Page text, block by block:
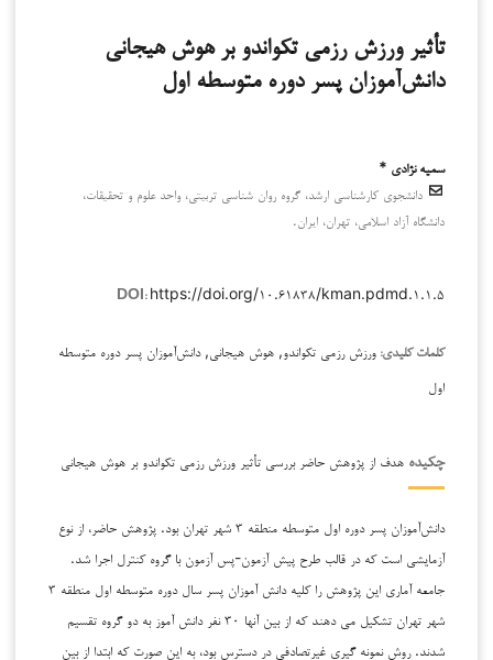
تأثیر ورزش رزمی تکواندو بر هوش هیجانی
دانش‌آموزان پسر دوره متوسطه اول
سمیه نژادی *
دانشجوی کارشناسی ارشد، گروه روان شناسی تربیتی، واحد علوم و تحقیقات،
دانشگاه آزاد اسلامی، تهران، ایران.
DOI: https://doi.org/۱۰.۶۱۸۳۸/kman.pdmd.۱.۱.۵
کلمات کلیدی: ورزش رزمی تکواندو, هوش هیجانی, دانش‌آموزان پسر دوره متوسطه
اول
چکیده هدف از پژوهش حاضر بررسی تأثیر ورزش رزمی تکواندو بر هوش هیجانی
دانش‌آموزان پسر دوره اول متوسطه منطقه ۳ شهر تهران بود. پژوهش حاضر، از نوع
آزمایشی است که در قالب طرح پیش آزمون-پس آزمون با گروه کنترل اجرا شد.
جامعه آماری این پژوهش را کلیه دانش آموزان پسر سال دوره متوسطه اول منطقه ۳
شهر تهران تشکیل می دهند که از بین آنها ۳۰ نفر دانش آموز به دو گروه تقسیم
شدند. روش نمونه گیری غیرتصادفی در دسترس بود، به این صورت که ابتدا از بین